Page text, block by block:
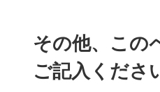
その他、この
ご記入くださ